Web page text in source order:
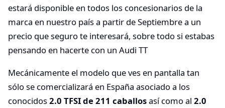
estará disponible en todos los concesionarios de la
marca en nuestro país a partir de Septiembre a un
precio que seguro te interesará, sobre todo si estabas
pensando en hacerte con un Audi TT
Mecánicamente el modelo que ves en pantalla tan
sólo se comercializará en España asociado a los
conocidos2.0 TFSI de 211 caballosasí como al 2.0